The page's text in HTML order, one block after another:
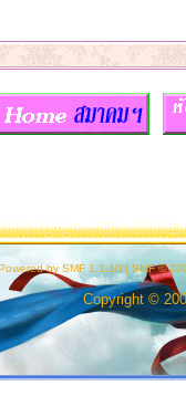
by SMF 1.1.10 | SMF ©
Copyright ©